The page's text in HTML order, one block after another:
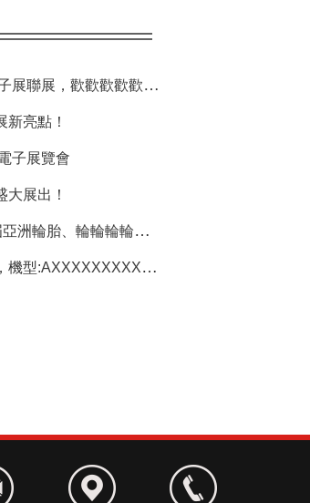
「輪胎輪圈區」 與車用電子展聯展，歡歡歡歡歡歡歡歡歡歡歡
亮點！
子展覽會
大展出！
Tyrexpo Asia 2019 第12屆亞洲輪胎、輪輪輪輪輪輪輪輪輪輪輪輪輪輪輪輪輪輪輪
賀引入亞威機電新型機種，機型:AXXXXXXXXXXXXXXXX